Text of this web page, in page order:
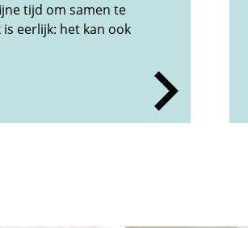
tijd om samen te
eerlijk: het kan ook